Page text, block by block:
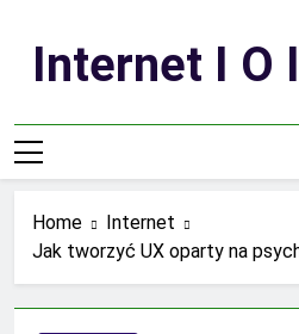
contentInternet I O
Home
Internet
Jak tworzyć UX oparty na